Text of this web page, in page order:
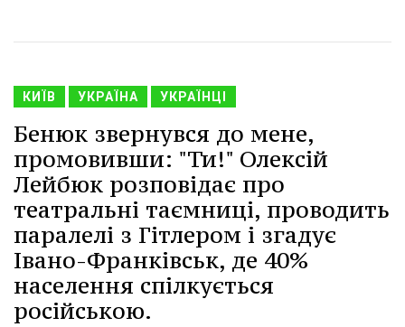
КИЇВ УКРАЇНА УКРАЇНЦІ
Бенюк звернувся до мене,
промовивши: "Ти!" Олексій
Лейбюк розповідає про
театральні таємниці, проводить
паралелі з Гітлером і згадує
Івано-Франківськ, де 40%
населення спілкується
російською.